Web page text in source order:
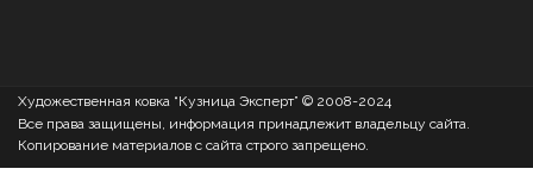
Художественная ковка “Кузница Эксперт” © 2008-2024
Все права защищены, информация принадлежит владельцу сайта.
Копирование материалов с сайта строго запрещено.